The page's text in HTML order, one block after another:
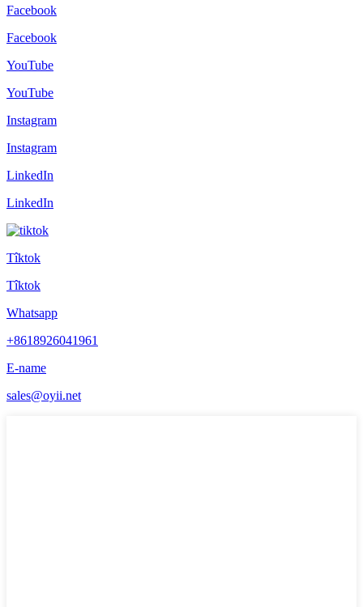
Facebook
Facebook
YouTube
YouTube
Instagram
Instagram
LinkedIn
LinkedIn
Tîktok
Tîktok
Whatsapp
+8618926041961
E-name
sales@oyii.net